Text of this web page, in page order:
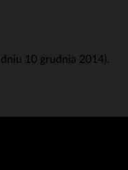
10 grudnia 2014).